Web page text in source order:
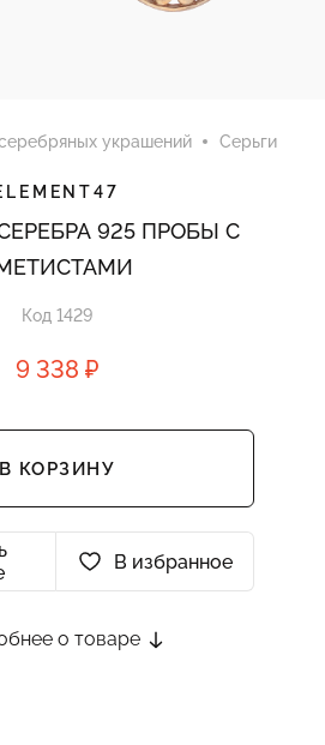
украшений Серьги
925 ПРОБЫ С
Код 1429
9 338 ₽
В КОРЗИНУ
В избранное
о товаре